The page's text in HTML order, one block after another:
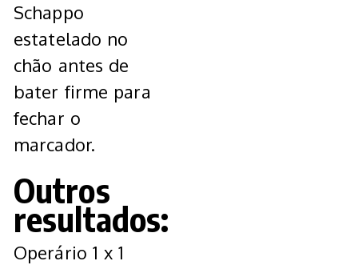
Schappo
estatelado no
chão antes de
bater firme para
fechar o
marcador.
Outros
resultados:
Operário 1 x 1